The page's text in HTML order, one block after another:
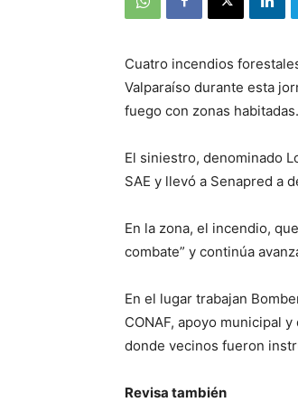
Cuatro incendios
Valparaíso durante esta
fuego con zonas habitadas.
El siniestro, denominado
SAE y llevó a Senapred a
En la zona, el incendio,
combate” y continúa
En el lugar trabajan
CONAF, apoyo municipal
donde vecinos fueron
Revisa también